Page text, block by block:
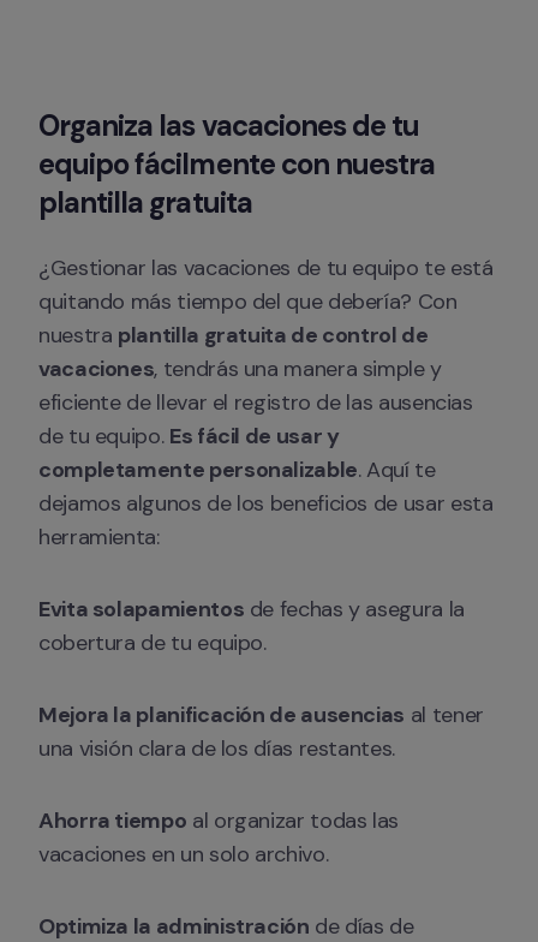
Organiza las vacaciones de tu
equipo fácilmente con nuestra
plantilla gratuita
¿Gestionar las vacaciones de tu equipo te está
quitando más tiempo del que debería? Con
nuestra plantilla gratuita de control de
vacaciones, tendrás una manera simple y
eficiente de llevar el registro de las ausencias
de tu equipo. Es fácil de usar y
completamente personalizable. Aquí te
dejamos algunos de los beneficios de usar esta
herramienta:
Evita solapamientos de fechas y asegura la
cobertura de tu equipo.
Mejora la planificación de ausencias al tener
una visión clara de los días restantes.
Ahorra tiempo al organizar todas las
vacaciones en un solo archivo.
Optimiza la administración de días de